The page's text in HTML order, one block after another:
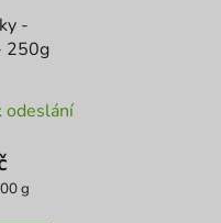
-
250g
odeslání
g